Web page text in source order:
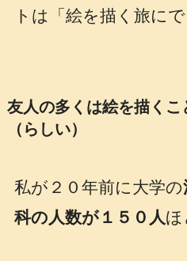
トは「絵を描く旅に
友人の多くは絵を描く
（らしい）
私が２０年前に大学の
科の人数が１５０人ほ